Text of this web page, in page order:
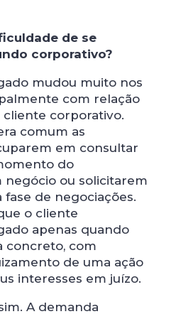
de se
corporativo?
mudou muito nos
com relação
corporativo.
comum as
em consultar
do
ou solicitarem
fase de negociações.
o cliente
apenas quando
concreto, com
de uma ação
interesses em juízo.
A demanda